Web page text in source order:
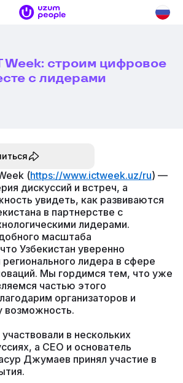
Логотип
Uzum
Week: строим цифровое
с лидерами
(https://www.ictweek.uz/ru) —
дискуссий и встреч, а
увидеть, как развиваются
в партнерстве с
лидерами.
масштаба
Узбекистан уверенно
лидера в сфере
Мы гордимся тем, что уже
частью этого
организаторов и
возможность.
в нескольких
а СЕО и основатель
Джумаев принял участие в